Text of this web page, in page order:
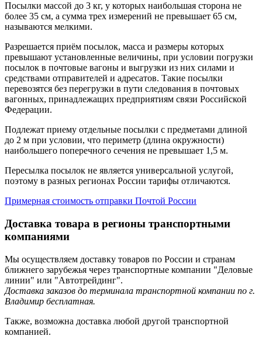
Посылки массой до 3 кг, у которых наибольшая сторона не
более 35 см, а сумма трех измерений не превышает 65 см,
называются мелкими.
Разрешается приём посылок, масса и размеры которых
превышают установленные величины, при условии погрузки
посылок в почтовые вагоны и выгрузки из них силами и
средствами отправителей и адресатов. Такие посылки
перевозятся без перегрузки в пути следования в почтовых
вагонных, принадлежащих предприятиям связи Российской
Федерации.
Подлежат приему отдельные посылки с предметами длиной
до 2 м при условии, что периметр (длина окружности)
наибольшего поперечного сечения не превышает 1,5 м.
Пересылка посылок не является универсальной услугой,
поэтому в разных регионах России тарифы отличаются.
Примерная стоимость отправки Почтой России
Доставка товара в регионы транспортными
компаниями
Мы осуществляем доставку товаров по России и странам
ближнего зарубежья через транспортные компании "Деловые
линии" или "Автотрейдинг".
Доставка заказов до терминала транспортной компании по г.
Владимир бесплатная.
Также, возможна доставка любой другой транспортной
компанией.